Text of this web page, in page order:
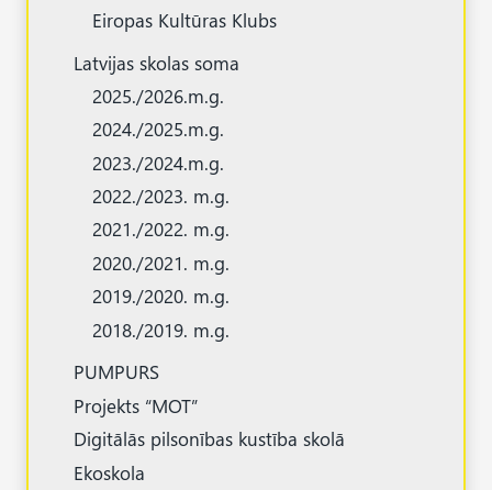
Eiropas Kultūras Klubs
Latvijas skolas soma
2025./2026.m.g.
2024./2025.m.g.
2023./2024.m.g.
2022./2023. m.g.
2021./2022. m.g.
2020./2021. m.g.
2019./2020. m.g.
2018./2019. m.g.
PUMPURS
Projekts “MOT”
Digitālās pilsonības kustība skolā
Ekoskola